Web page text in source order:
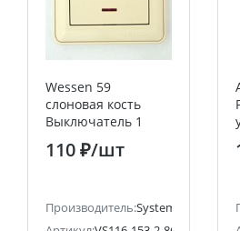
(ранее Schneider Electric)
Wessen 59
слоновая кость
Выключатель 1
клавишный с
подсветкой 16А
Electric)
110 ₽/шт
Производитель:Systeme Electric